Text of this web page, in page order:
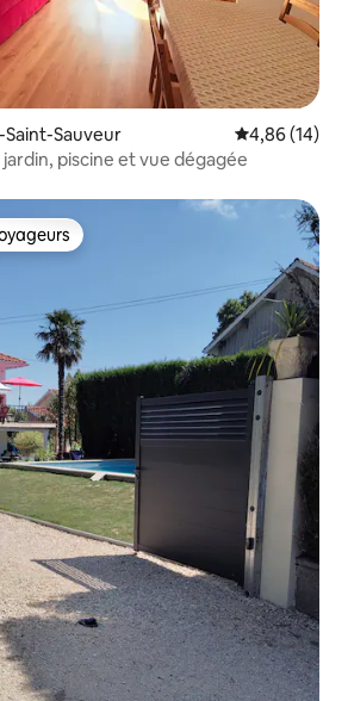
Sauveur Note
4,86 (14)
piscine et vue dégagée
parmi les plus aimés